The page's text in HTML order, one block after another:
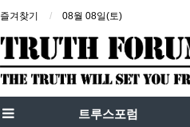
즐겨찾기 08월 08일(토)
트루스포럼